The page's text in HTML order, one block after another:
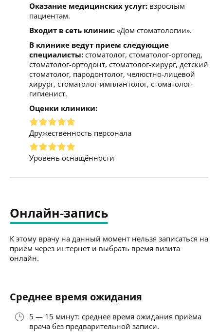
Оказание медицинских услуг: взрослым
пациентам.
Входит в сеть клиник: «Дом стоматологии».
В клинике ведут прием следующие
специалисты: стоматолог, стоматолог-ортопед,
стоматолог-ортодонт, стоматолог-хирург, детский
стоматолог, пародонтолог, челюстно-лицевой
хирург, стоматолог-имплантолог, стоматолог-
гигиенист.
Оценки клиники:
Дружественность персонала
Уровень оснащённости
Онлайн-запись
К этому врачу на данный момент нельзя записаться на
приём через интернет и выбрать время визита
онлайн.
Среднее время ожидания
5 — 15 минут: среднее время ожидания приёма
врача без предварительной записи.